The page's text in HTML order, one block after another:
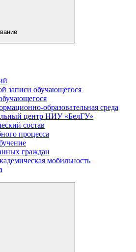
записи обучающегося
образовательная среда
центр НИУ «БелГУ»
состав
процесса
граждан
мобильность